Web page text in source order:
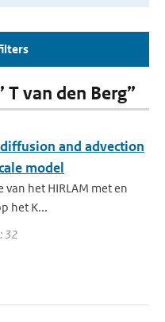
van den Berg”
and advection
model
van het HIRLAM met en
het K...
32